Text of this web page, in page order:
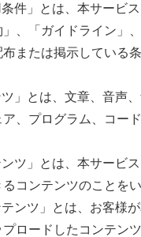
件」とは、本サービ
」、「ガイドライン」
または掲示している
」とは、文章、音声
、プログラム、コー
ツ」とは、本サービ
コンテンツのことをい
ンツ」とは、お客様
ロードしたコンテン